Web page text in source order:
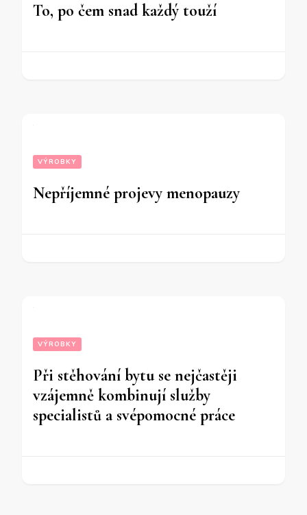
To, po čem snad každý touží
VÝROBKY
Nepříjemné projevy menopauzy
VÝROBKY
Při stěhování bytu se nejčastěji
vzájemně kombinují služby
specialistů a svépomocné práce